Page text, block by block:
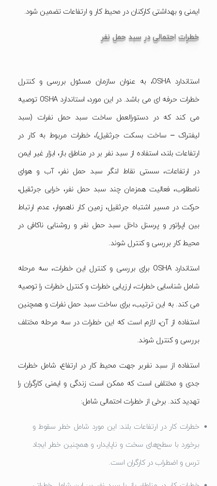
ایمنی و بهداشتی کارکنان در محیط کار و ارتفاعات تضمین شود.
خطرات احتمالی در سبد حمل نفر
استاندارد OSHA، به عنوان سازمان مسئول بررسی و کنترل
خطرات حرفه ای می باشد. در این مورد، استاندارد OSHA توصیه
می کند که در دستورالعمل ساخت سبد حمل نفرات (سبد
لیفتراک – ساخت بسکت جرثقیل)، خطرات مربوط به کار در
ارتفاعات بلند، استفاده از سبد نفر بر در مناطق باز، ابزار غیر ایمن
در ارتفاعات، سستی نقاط لنگر سبد حمل نفر، آب و هوای
نامطلوب، فعالیت همزمان چند سبد حمل نفر، خرابی جرثقیل،
حرکت در مسیر اشتباه جرثقیل، زمین کار ناهموار، عدم ارتباط
بین اپراتور و پرسنل داخل سبد حمل نفر و روشنایی ناکافی در
محیط کار بررسی و کنترل شوند.
استاندارد OSHA برای بررسی و کنترل این خطرات، سه مرحله
شامل شناسایی خطرات، ارزیابی خطرات و کنترل خطرات را توصیه
می کند. به این ترتیب، برای ساخت سبد حمل نفرات و همچنین
استفاده از آن، لازم است که این خطرات در سه مرحله مختلف
بررسی و کنترل شوند.
استفاده از سبد نفربر جهت محیط کار در ارتفاع، شامل خطرات
جدی و مختلفی است که ممکن است زندگی و ایمنی کارگران را
تهدید کند. برخی از خطرات احتمالی شامل:
خطرات کار در ارتفاعات بلند: این مورد شامل خطر سقوط و
برخورد با سطح‌های سخت و ناپایدار، و همچنین خطر ایجاد
ترس و اضطراب در کارگران است.